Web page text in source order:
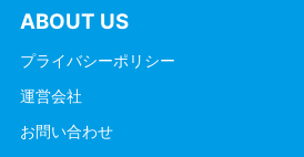
ABOUT US
プライバシーポリシー
運営会社
お問い合わせ